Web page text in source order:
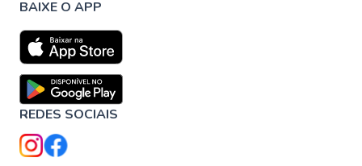
BAIXE O APP
REDES SOCIAIS